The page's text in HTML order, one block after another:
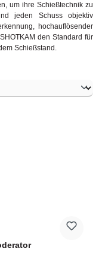
um ihre Schießtechnik zu
jeden Schuss objektiv
hochauflösender
den Standard für
Schießstand.